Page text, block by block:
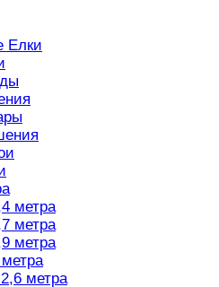
Елки
метра
метра
метра
метра